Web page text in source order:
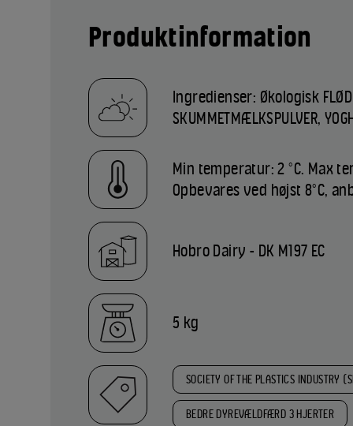
Produktinformation
Ingredienser: Økologisk
SKUMMETMÆLKSPULVER,
Min temperatur: 2 °C. Max
Opbevares ved højst 8°C,
Hobro Dairy - DK M197 EC
5 kg
SOCIETY OF THE PLASTICS INDUSTRY
BEDRE DYREVÆLDFÆRD 3 HJERTER